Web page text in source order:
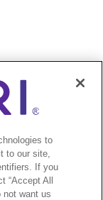
ゼンテーション
to
to our site,
If you
“Accept All
not want us